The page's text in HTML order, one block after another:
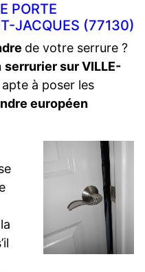
PORTE
JACQUES (77130)
de votre serrure ?
serrurier sur VILLE-
apte à poser les
européen